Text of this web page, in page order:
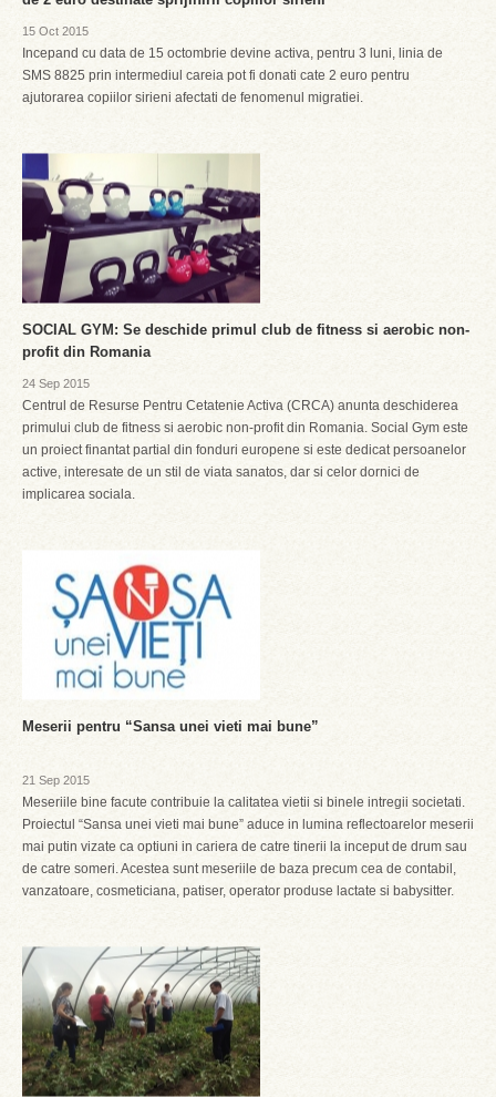
15 Oct 2015
Incepand cu data de 15 octombrie devine activa, pentru 3 luni, linia de
SMS 8825 prin intermediul careia pot fi donati cate 2 euro pentru
ajutorarea copiilor sirieni afectati de fenomenul migratiei.
SOCIAL GYM: Se deschide primul club de fitness si aerobic non-
profit din Romania
24 Sep 2015
Centrul de Resurse Pentru Cetatenie Activa (CRCA) anunta deschiderea
primului club de fitness si aerobic non-profit din Romania. Social Gym este
un proiect finantat partial din fonduri europene si este dedicat persoanelor
active, interesate de un stil de viata sanatos, dar si celor dornici de
implicarea sociala.
Meserii pentru “Sansa unei vieti mai bune”
21 Sep 2015
Meseriile bine facute contribuie la calitatea vietii si binele intregii societati.
Proiectul “Sansa unei vieti mai bune” aduce in lumina reflectoarelor meserii
mai putin vizate ca optiuni in cariera de catre tinerii la inceput de drum sau
de catre someri. Acestea sunt meseriile de baza precum cea de contabil,
vanzatoare, cosmeticiana, patiser, operator produse lactate si babysitter.